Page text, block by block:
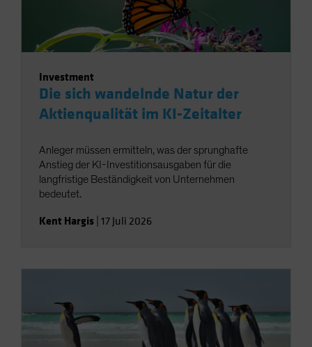
Investment
Die sich wandelnde Natur der
Aktienqualität im KI-Zeitalter
Anleger müssen ermitteln, was der sprunghafte
Anstieg der KI-Investitionsausgaben für die
langfristige Beständigkeit von Unternehmen
bedeutet.
Kent Hargis 17 Juli 2026